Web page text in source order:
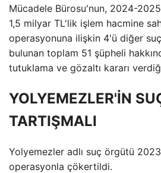
Mücadele Bürosu'nun, 2024-2025
1,5 milyar TL'lik işlem hacmine
operasyonuna ilişkin 4'ü diğer
bulunan toplam 51 şüpheli
tutuklama ve gözaltı kararı
YOLYEMEZLER'İN
TARTIŞMALI
Yolyemezler adlı suç örgütü
operasyonla çökertildi.